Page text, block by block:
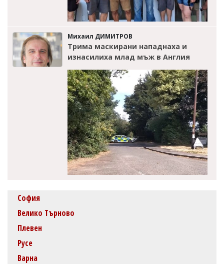
Михаил ДИМИТРОВ
Трима маскирани нападнаха и
изнасилиха млад мъж в Англия
София
Велико Търново
Плевен
Русе
Варна